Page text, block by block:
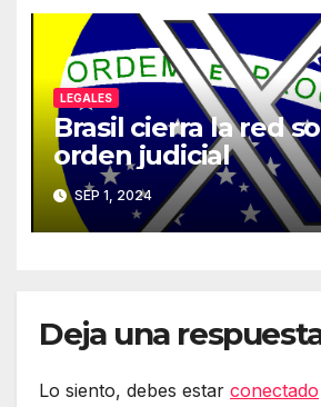
LEGALES
Brasil cierra la red
orden judicial
SEP 1, 2024
Deja una
Lo siento, debes estar conectado